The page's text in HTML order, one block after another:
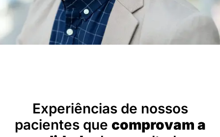
Experiências de nossos
pacientes que comprovam a